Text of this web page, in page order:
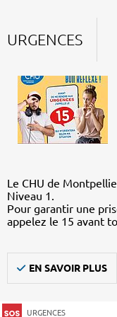
URGENCES
Le CHU de
Niveau 1.
Pour garantir une
appelez le 15 avant
EN SAVOIR PLUS
URGENCES